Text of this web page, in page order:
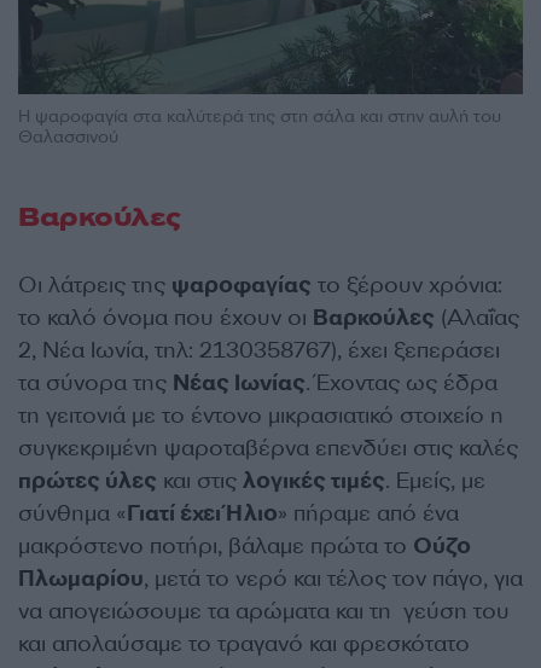
Η ψαροφαγία στα καλύτερά της στη σάλα και στην αυλή του
Θαλασσινού
Βαρκούλες
Οι λάτρεις της ψαροφαγίας το ξέρουν χρόνια:
το καλό όνομα που έχουν οι Βαρκούλες (Αλαΐας
2, Νέα Ιωνία, τηλ: 2130358767), έχει ξεπεράσει
τα σύνορα της Νέας Ιωνίας. Έχοντας ως έδρα
τη γειτονιά με το έντονο μικρασιατικό στοιχείο η
συγκεκριμένη ψαροταβέρνα επενδύει στις καλές
πρώτες ύλες και στις λογικές τιμές. Εμείς, με
σύνθημα «Γιατί έχει Ήλιο» πήραμε από ένα
μακρόστενο ποτήρι, βάλαμε πρώτα το Ούζο
Πλωμαρίου, μετά το νερό και τέλος τον πάγο, για
να απογειώσουμε τα αρώματα και τη γεύση του
και απολαύσαμε το τραγανό και φρεσκότατο